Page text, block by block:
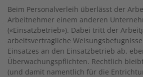
Beim Personalverleih überlässt der
Arbeitnehmer einem anderen
(«Einsatzbetrieb»). Dabei tritt der
arbeitsvertragliche
Einsatzes an den Einsatzbetrieb ab,
Überwachungspflichten. Rechtlich
(und damit namentlich für die